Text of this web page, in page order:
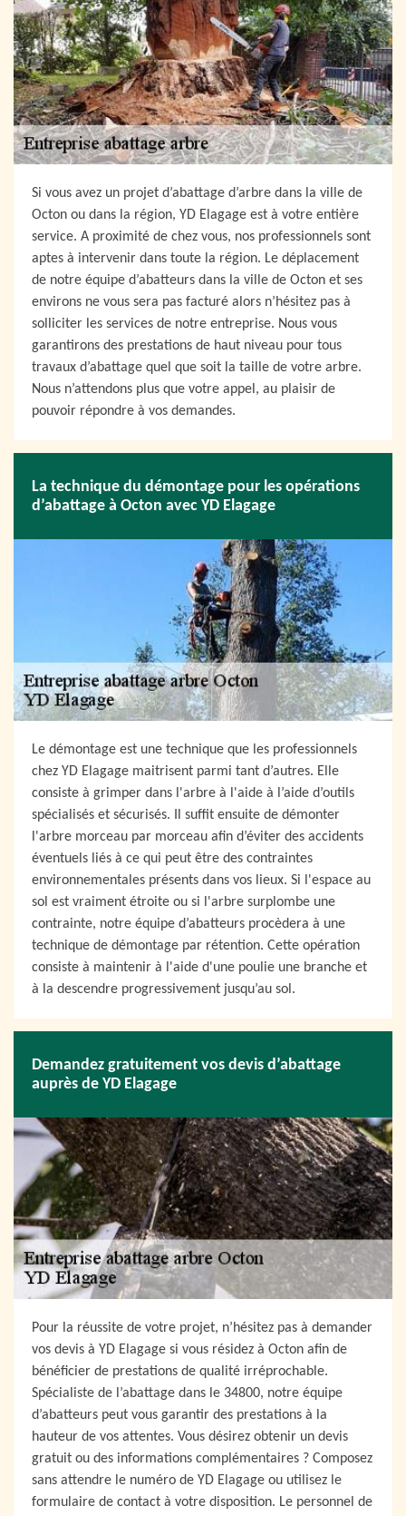
Si vous avez un projet d’abattage d’arbre dans la ville de
Octon ou dans la région, YD Elagage est à votre entière
service. A proximité de chez vous, nos professionnels sont
aptes à intervenir dans toute la région. Le déplacement
de notre équipe d’abatteurs dans la ville de Octon et ses
environs ne vous sera pas facturé alors n’hésitez pas à
solliciter les services de notre entreprise. Nous vous
garantirons des prestations de haut niveau pour tous
travaux d’abattage quel que soit la taille de votre arbre.
Nous n’attendons plus que votre appel, au plaisir de
pouvoir répondre à vos demandes.
La technique du démontage pour les opérations
d’abattage à Octon avec YD Elagage
Le démontage est une technique que les professionnels
chez YD Elagage maitrisent parmi tant d’autres. Elle
consiste à grimper dans l'arbre à l'aide à l’aide d’outils
spécialisés et sécurisés. Il suffit ensuite de démonter
l'arbre morceau par morceau afin d’éviter des accidents
éventuels liés à ce qui peut être des contraintes
environnementales présents dans vos lieux. Si l'espace au
sol est vraiment étroite ou si l'arbre surplombe une
contrainte, notre équipe d’abatteurs procèdera à une
technique de démontage par rétention. Cette opération
consiste à maintenir à l'aide d'une poulie une branche et
à la descendre progressivement jusqu’au sol.
Demandez gratuitement vos devis d’abattage
auprès de YD Elagage
Pour la réussite de votre projet, n’hésitez pas à demander
vos devis à YD Elagage si vous résidez à Octon afin de
bénéficier de prestations de qualité irréprochable.
Spécialiste de l’abattage dans le 34800, notre équipe
d’abatteurs peut vous garantir des prestations à la
hauteur de vos attentes. Vous désirez obtenir un devis
gratuit ou des informations complémentaires ? Composez
sans attendre le numéro de YD Elagage ou utilisez le
formulaire de contact à votre disposition. Le personnel de